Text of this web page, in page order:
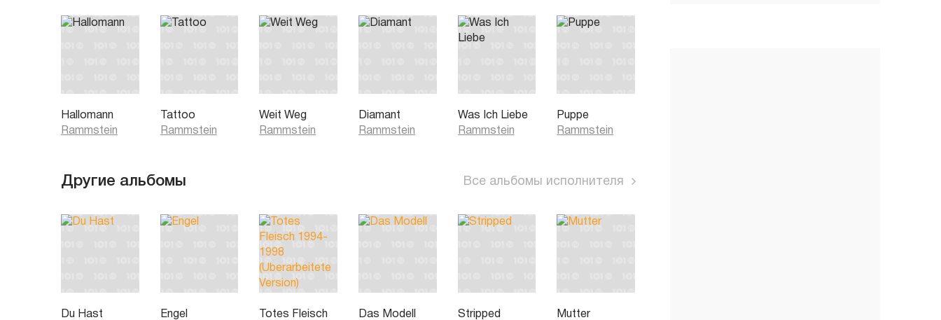
Hallomann
Rammstein
Tattoo
Rammstein
Weit Weg
Rammstein
Diamant
Rammstein
Was Ich Liebe
Rammstein
Puppe
Rammstein
Другие альбомы Все альбомы исполнителя
Du Hast Engel
Totes Fleisch
Das Modell Stripped Mutter